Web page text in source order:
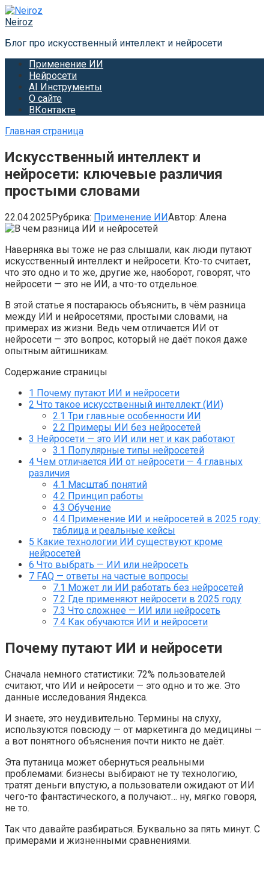
Перейти
к
Neiroz
Блог про искусственный интеллект и нейросети
Применение ИИ
Нейросети
AI Инструменты
О сайте
ВКонтакте
Главная страница
Искусственный интеллект и
нейросети: ключевые различия
простыми словами
22.04.2025Рубрика: Применение ИИАвтор: Алена
Наверняка вы тоже не раз слышали, как люди путают
искусственный интеллект и нейросети. Кто-то считает,
что это одно и то же, другие же, наоборот, говорят, что
нейросети — это не ИИ, а что-то отдельное.
В этой статье я постараюсь объяснить, в чём разница
между ИИ и нейросетями, простыми словами, на
примерах из жизни. Ведь чем отличается ИИ от
нейросети — это вопрос, который не даёт покоя даже
опытным айтишникам.
Содержание страницы
1 Почему путают ИИ и нейросети
2 Что такое искусственный интеллект (ИИ)
2.1 Три главные особенности ИИ
2.2 Примеры ИИ без нейросетей
3 Нейросети — это ИИ или нет и как работают
3.1 Популярные типы нейросетей
4 Чем отличается ИИ от нейросети — 4 главных
различия
4.1 Масштаб понятий
4.2 Принцип работы
4.3 Обучение
4.4 Применение ИИ и нейросетей в 2025 году:
таблица и реальные кейсы
5 Какие технологии ИИ существуют кроме
нейросетей
6 Что выбрать — ИИ или нейросеть
7 FAQ — ответы на частые вопросы
7.1 Может ли ИИ работать без нейросетей
7.2 Где применяют нейросети в 2025 году
7.3 Что сложнее — ИИ или нейросеть
7.4 Как обучаются ИИ и нейросети
Почему путают ИИ и нейросети
Сначала немного статистики: 72% пользователей
считают, что ИИ и нейросети — это одно и то же. Это
данные исследования Яндекса.
И знаете, это неудивительно. Термины на слуху,
используются повсюду — от маркетинга до медицины —
а вот понятного объяснения почти никто не даёт.
Эта путаница может обернуться реальными
проблемами: бизнесы выбирают не ту технологию,
тратят деньги впустую, а пользователи ожидают от ИИ
чего-то фантастического, а получают… ну, мягко говоря,
не то.
Так что давайте разбираться. Буквально за пять минут. С
примерами и жизненными сравнениями.